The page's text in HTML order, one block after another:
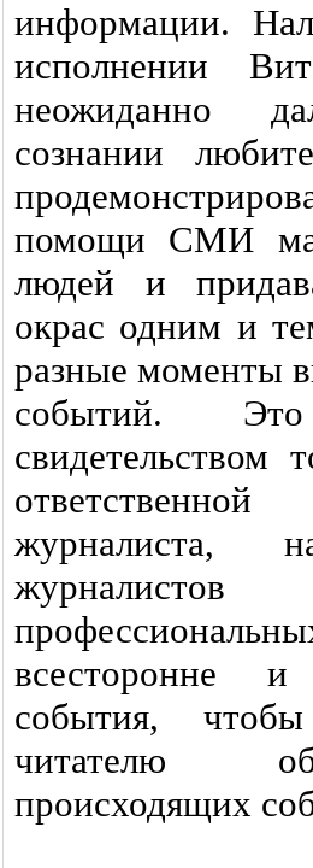
информации.
исполнении
неожиданно
сознании
помощи СМИ
людей и
окрас одним и
разные моменты
событий.
свидетельством
журналиста,
всесторонне и
события,
читателю
происходящих